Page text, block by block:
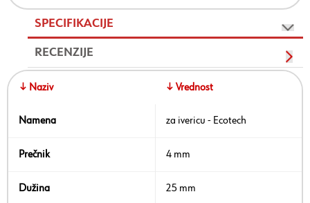
SPECIFIKACIJE
RECENZIJE
↓ Naziv ↓ Vrednost
Namena za ivericu - Ecotech
Prečnik 4 mm
Dužina 25 mm